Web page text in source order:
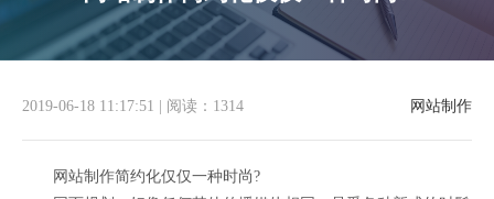
网站制作
2019-06-18 11:17:51 阅读：1314
网站制作简约化仅仅一种时尚?